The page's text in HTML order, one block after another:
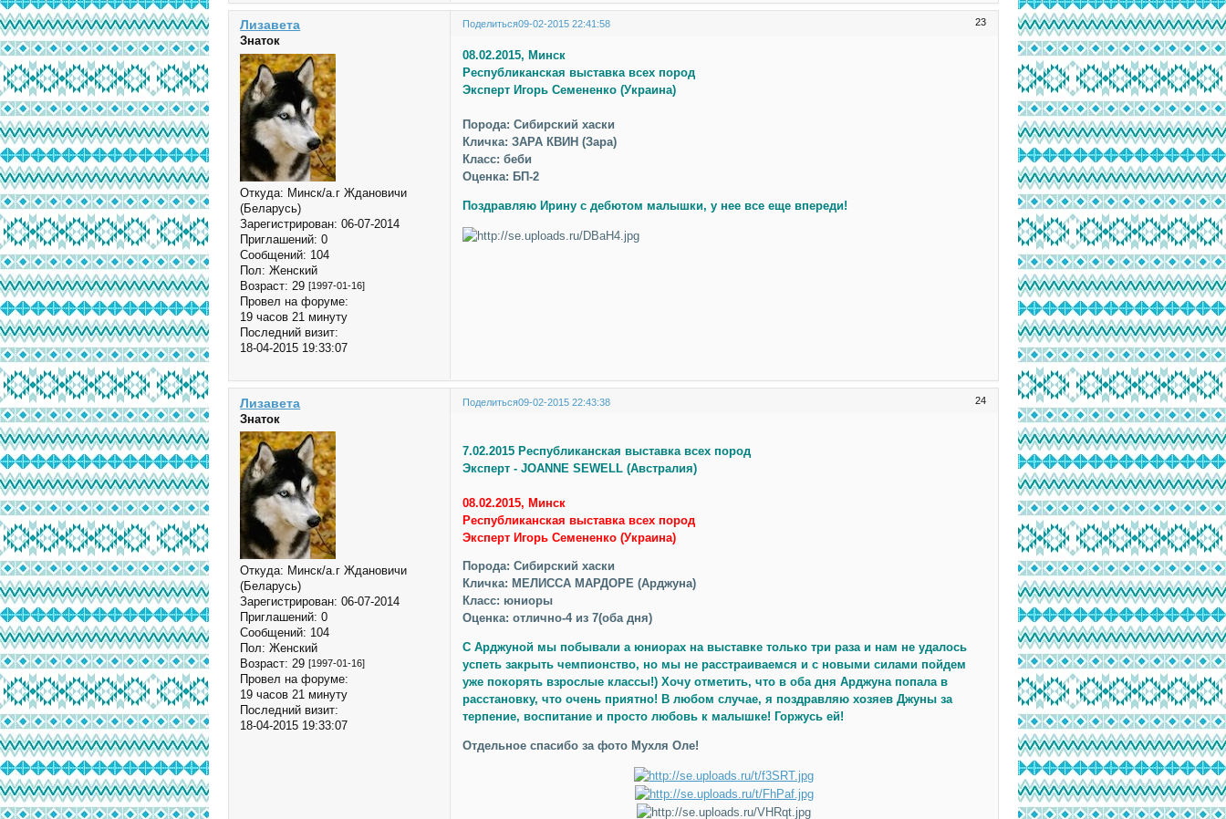
Поделиться 23
09-02-2015 22:41:58
Лизавета
Знаток
Откуда: Минск/а.г Ждановичи
(Беларусь)
Зарегистрирован: 06-07-2014
Приглашений: 0
Сообщений: 104
Пол: Женский
Возраст: 29[1997-01-16]
Провел на форуме:
19 часов 21 минуту
Последний визит:
18-04-2015 19:33:07
08.02.2015, Минск
Республиканская выставка всех пород
Эксперт Игорь Семененко (Украина)
Порода: Сибирский хаски
Кличка: ЗАРА КВИН (Зара)
Класс: беби
Оценка: БП-2
Поздравляю Ирину с дебютом малышки, у нее все еще впереди!
Поделиться 24
09-02-2015 22:43:38
Лизавета
Знаток
Откуда: Минск/а.г Ждановичи
(Беларусь)
Зарегистрирован: 06-07-2014
Приглашений: 0
Сообщений: 104
Пол: Женский
Возраст: 29[1997-01-16]
Провел на форуме:
19 часов 21 минуту
Последний визит:
18-04-2015 19:33:07
7.02.2015 Республиканская выставка всех пород
Эксперт - JOANNE SEWELL (Австралия)
08.02.2015, Минск
Республиканская выставка всех пород
Эксперт Игорь Семененко (Украина)
Порода: Сибирский хаски
Кличка: МЕЛИССА МАРДОРЕ (Арджуна)
Класс: юниоры
Оценка: отлично-4 из 7(оба дня)
С Арджуной мы побывали а юниорах на выставке только три раза и нам не удалось
успеть закрыть чемпионство, но мы не расстраиваемся и с новыми силами пойдем
уже покорять взрослые классы!) Хочу отметить, что в оба дня Арджуна попала в
расстановку, что очень приятно! В любом случае, я поздравляю хозяев Джуны за
терпение, воспитание и просто любовь к малышке! Горжусь ей!
Отдельное спасибо за фото Мухля Оле!